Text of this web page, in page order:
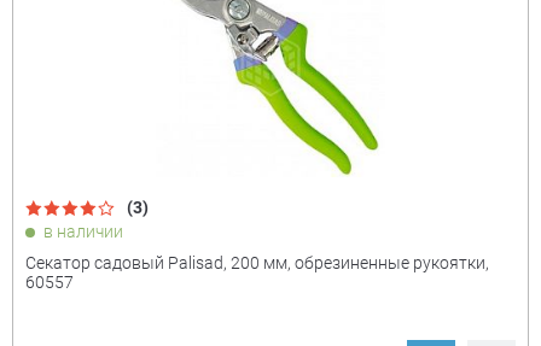
(3)
в наличии
Секатор садовый Palisad, 200 мм, обрезиненные рукоятки,
60557